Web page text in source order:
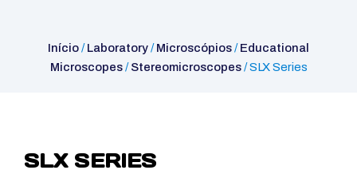
Início/Laboratory/Microscópios/Educational
Microscopes/Stereomicroscopes/ SLX Series
SLX SERIES